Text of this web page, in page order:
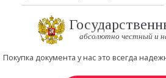
абсолютно честный и
Покупка документа у нас это всегда